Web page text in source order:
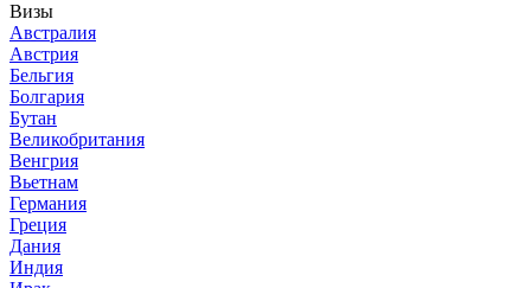
Визы
Австралия
Австрия
Бельгия
Болгария
Бутан
Великобритания
Венгрия
Вьетнам
Германия
Греция
Дания
Индия